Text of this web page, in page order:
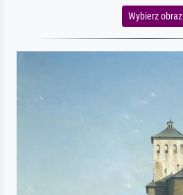
Wybierz obraz